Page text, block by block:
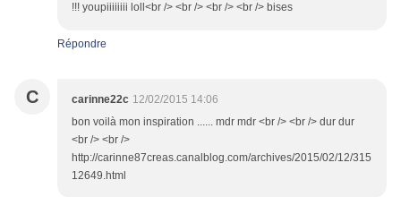
!!! youpiiiiiiii loll<br /> <br /> <br /> <br /> bises
Répondre
C carinne22c 12/02/2015 14:06
bon voilà mon inspiration ...... mdr mdr <br /> <br /> dur dur
<br /> <br />
http://carinne87creas.canalblog.com/archives/2015/02/12/315
12649.html